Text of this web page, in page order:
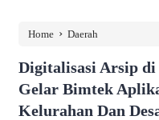
Home › Daerah
Digitalisasi Arsip di
Gelar Bimtek
Kelurahan Dan